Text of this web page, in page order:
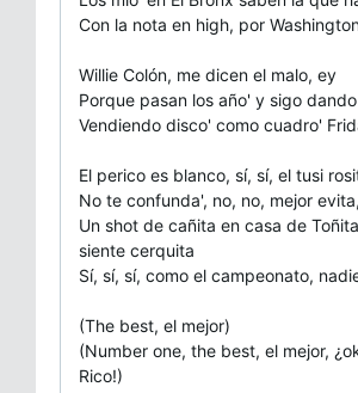
Con la nota en high, por
Willie Colón, me dicen еl malo, ey
Porque pasan los año' y sigo
Vendiеndo disco' como cuadro'
El perico es blanco, sí, sí, el tusi
No te confunda', no, no, mejor
Un shot de cañita en casa de
siente cerquita
Sí, sí, sí, como el campeonato,
(The best, el mejor)
(Number one, the best, el mejor,
Rico!)